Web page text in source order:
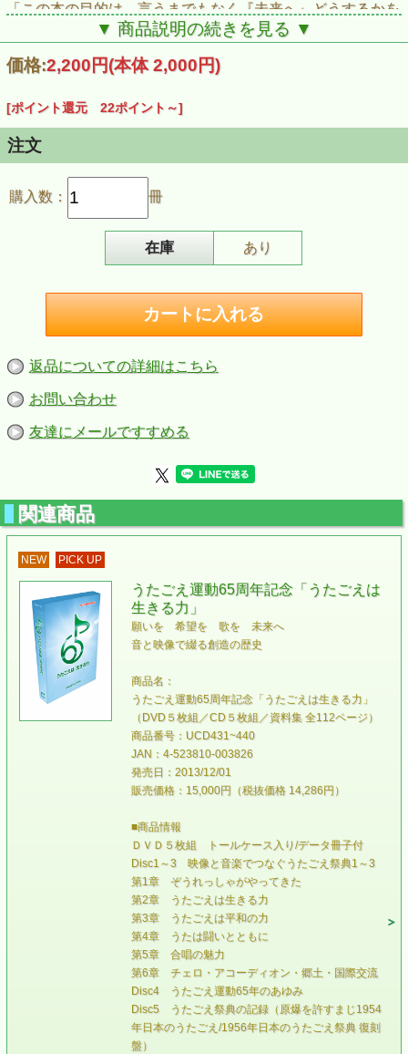
「この本の目的は、言うまでもなく『未来へ』どうするかを
考える材料の一つとなることである。未来への足あと』をご
一緒にたどり、試行錯誤をしようではありませんか。」
（「はじめに」より）
◇ 寄稿 岸本力／村上弦一郎／井上鑑
◇ はじめに 長久真実子
◇ インタビュー 関鑑子さんとわたし 木下そんき／浜島
康弘／山本忠生／守屋博之
◇ 次世代トーク うたごえに魅せられて 上田恭敬／坂本
◇「グレート・ラブ- 関鑑子の生涯」刊行から10年 三輪純
［資料］
◇関鑑子略歴
◇関鑑子の思い（著書「歌ごえに魅せられて」より再録）
◆高まるうたごえとさしせまる任務（1954年5月）
◆「日本のうたごえ」きのう・きょう・あす（1956年4月）
◆第１回創作活動者会議でのあいさつ（1962年4月1日）
◆中央合唱団の今日の任務（1971年2月8日）
■商品情報
ISBN：978-4-910226-12-5
JAN：4523810004861
発売日：2023年６月３０日
▼ 商品説明の続きを見る ▼
価格:2,200円(本体 2,000円)
[ポイント還元 22ポイント～]
注文
購入数： 冊
在庫 あり
返品についての詳細はこちら
お問い合わせ
友達にメールですすめる
関連商品
NEW PICK UP
うたごえ運動65周年記念「うたごえは
生きる力」
願いを 希望を 歌を 未来へ
音と映像で綴る創造の歴史
商品名：
うたごえ運動65周年記念「うたごえは生きる力」
（DVD５枚組／CD５枚組／資料集 全112ページ）
商品番号：UCD431~440
JAN：4-523810-003826
発売日：2013/12/01
販売価格：15,000円（税抜価格 14,286円）
■商品情報
ＤＶＤ５枚組 トールケース入り/データ冊子付
Disc1～3 映像と音楽でつなぐうたごえ祭典1～3
第1章 ぞうれっしゃがやってきた
第2章 うたごえは生きる力
第3章 うたごえは平和の力
第4章 うたは闘いとともに
第5章 合唱の魅力
第6章 チェロ・アコーディオン・郷土・国際交流
Disc4 うたごえ運動65年のあゆみ
Disc5 うたごえ祭典の記録（原爆を許すまじ1954
年日本のうたごえ/1956年日本のうたごえ祭典 復刻
盤）